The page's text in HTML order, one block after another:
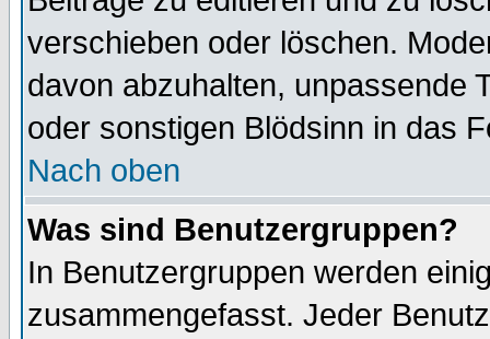
verschieben oder löschen.
davon abzuhalten, unpassende
oder sonstigen Blödsinn in das
Nach oben
Was sind Benutzergruppen?
In Benutzergruppen werden
zusammengefasst. Jeder